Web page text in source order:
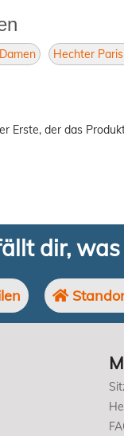
Hechter
Erste, der das
dir,